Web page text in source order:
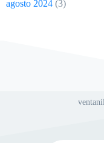
agosto 2024 (3)